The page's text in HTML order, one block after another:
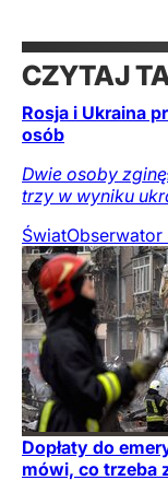
CZYTAJ
Rosja i Ukraina
osób
Dwie osoby
trzy w wyniku
Świat
Dopłaty do
mówi, co trzeba